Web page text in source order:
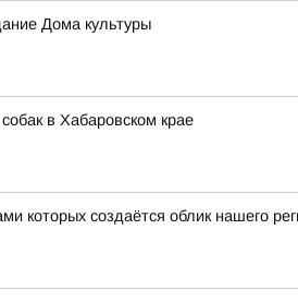
Дома культуры
в Хабаровском крае
которых создаётся облик нашего